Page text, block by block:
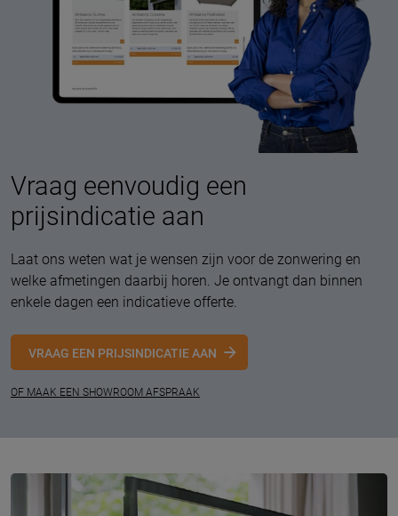
Vraag eenvoudig een
prijsindicatie aan
Laat ons weten wat je wensen zijn voor de zonwering en
welke afmetingen daarbij horen. Je ontvangt dan binnen
enkele dagen een indicatieve offerte.
VRAAG EEN PRIJSINDICATIE AAN
OF MAAK EEN SHOWROOM AFSPRAAK